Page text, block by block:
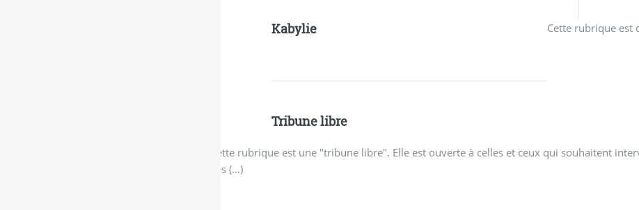
Kabylie Cette rubrique est
Tribune libre
Cette rubrique est une "tribune libre". Elle est ouverte à celles et ceux qui souhaitent
Les (…)